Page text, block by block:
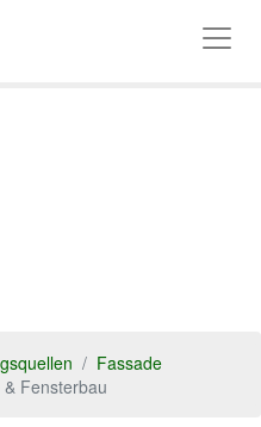
Fassade
Fensterbau